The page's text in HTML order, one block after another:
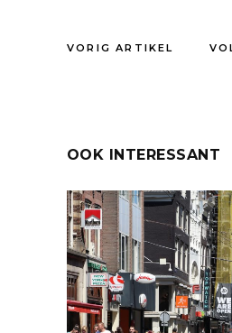
VORIG ARTIKEL
OOK INTERESSANT